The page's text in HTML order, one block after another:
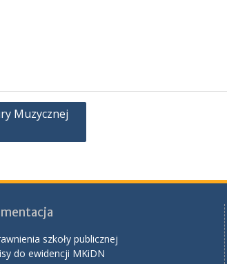
Muzycznej
szkoły publicznej
do ewidencji MKiDN